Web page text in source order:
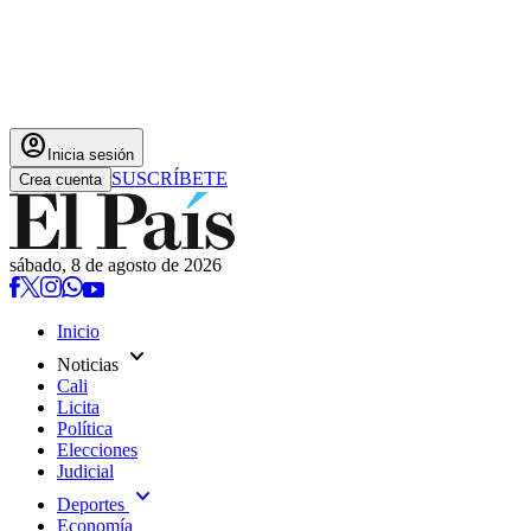
account_circle Inicia sesión
Crea cuenta SUSCRÍBETE
sábado, 8 de agosto de 2026
Inicio
Noticias expand_more
Cali
Licita
Política
Elecciones
Judicial
Deportes expand_more
Economía